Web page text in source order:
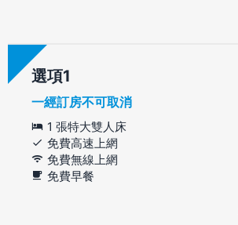
選項
一經訂房不可取消
1 張特大雙人床
免費高速上網
免費無線上網
免費早餐